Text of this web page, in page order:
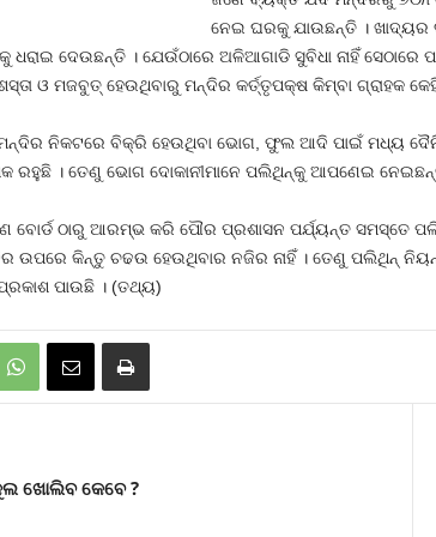
ନେଇ ଘରକୁ ଯାଉଛନ୍ତି । ଖାଦ୍ୟର
ଧରାଇ ଦେଉଛନ୍ତି । ଯେଉଁଠାରେ ଅଳିଆଗାଡି ସୁବିଧା ନାହିଁ
ଓ ମଜବୁତ୍‍ ହେଉଥିବାରୁ ମନ୍ଦିର କର୍ତ୍ତୃପକ୍ଷ କିମ୍ବା ଗ୍ରାହକ
ମନ୍ଦିର ନିକଟରେ ବିକ୍ରି ହେଉଥିବା ଭୋଗ, ଫୁଲ ଆଦି ପାଇଁ ମଧ୍ୟ
ରହୁଛି । ତେଣୁ ଭୋଗ ଦୋକାନୀମାନେ ପଲିଥିନ୍‍କୁ ଆପଣେଇ
ଠାରୁ ଆରମ୍ଭ କରି ପୌର ପ୍ରଶାସନ ପର୍ଯ୍ୟନ୍ତ ସମସ୍ତେ
ଉପରେ କିନ୍ତୁ ଚଢଉ ହେଉଥିବାର ନଜିର ନାହିଁ । ତେଣୁ ପଲିଥିନ୍‍
ପାଉଛି । (ତଥ୍ୟ)
ଖୋଲିବ କେବେ ?